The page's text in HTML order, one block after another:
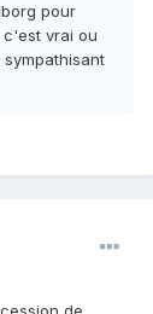
pour
vrai ou